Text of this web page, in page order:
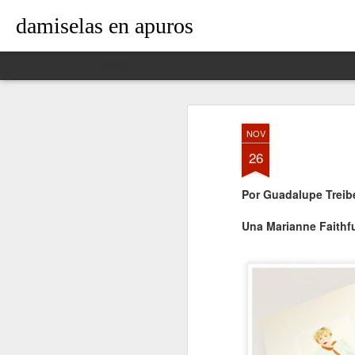
NOV
26
Por Guadalupe
Una Marianne
damiselas en apuros